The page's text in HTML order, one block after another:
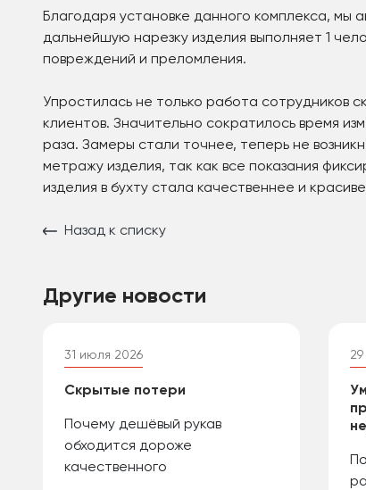
Благодаря установке данного комплекса, мы
дальнейшую нарезку изделия выполняет 1
повреждений и преломления.
Упростилась не только работа сотрудников
клиентов. Значительно сократилось время
раза. Замеры стали точнее, теперь не
метражу изделия, так как все показания
изделия в бухту стала качественнее и
Назад к списку
Другие новости
31 июля 2026
Скрытые потери
Почему дешёвый рукав
обходится дороже
качественного